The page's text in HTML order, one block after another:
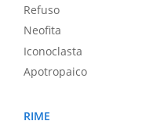
Refuso
Neofita
Iconoclasta
Apotropaico
RIME